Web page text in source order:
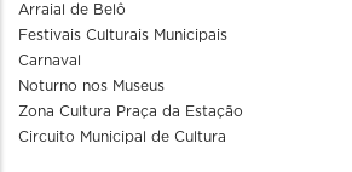
Arraial de Belô
Festivais Culturais Municipais
Carnaval
Noturno nos Museus
Zona Cultura Praça da Estação
Circuito Municipal de Cultura